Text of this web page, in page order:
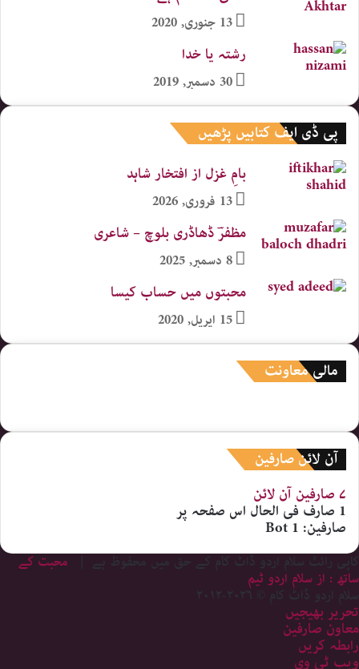
13 جنوری, 2020
رشتہ یا خدا
30 دسمبر, 2019
پی ڈی ایف کتابیں پڑھیں
بامِ غزل از افتخار شاہد
13 فروری, 2026
مظفرؔ ڈھاڈری بلوچ – شاعری
8 دسمبر, 2025
محبتوں میں حساب کیسا
15 اپریل, 2020
مالی معاونت
آن لائن صارفین
۷ صارفین
آن لائن
1 صارف فی الحال اس صفحہ پر
صارفین: 1 Bot
کاپی رائٹ سلام اردو ڈاٹ کام کے حق میں محفوظ ہے |
محبت کے
ساتھ : از سلام اردو ٹیم
سلام اردو ڈاٹ کام © ۲۰۲۶-۲۰۱۲
تحریر بھیجیں
معاون صارفین
رابطہ کریں
ویب ٹی وی